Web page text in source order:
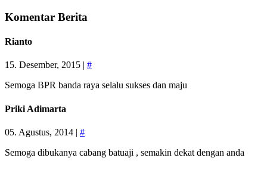
Komentar Berita
Rianto
15. Desember, 2015 | #
Semoga BPR banda raya selalu sukses dan maju
Priki Adimarta
05. Agustus, 2014 | #
Semoga dibukanya cabang batuaji , semakin dekat dengan anda